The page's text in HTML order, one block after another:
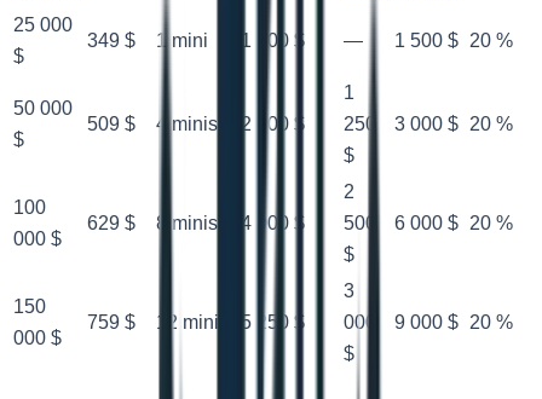
25 000
$
349 $ 1 mini 1 000 $ — 1 500 $ 20 %
50 000
$
509 $ 4 minis 2 000 $
1
250
$
3 000 $ 20 %
100
000 $
629 $ 8 minis 4 000 $
2
500
$
6 000 $ 20 %
150
000 $
759 $ 12 minis 5 250 $
3
000
$
9 000 $ 20 %